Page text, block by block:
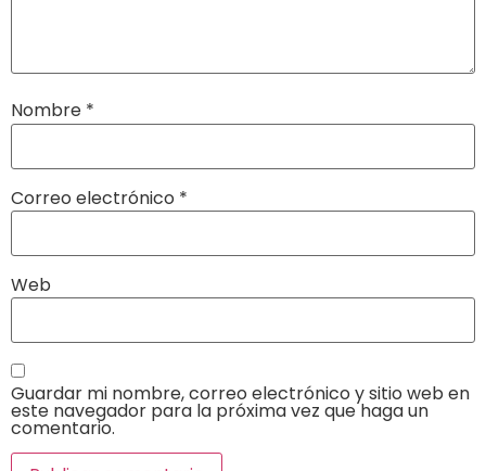
Nombre *
Correo electrónico *
Web
Guardar mi nombre, correo electrónico y sitio web en
este navegador para la próxima vez que haga un
comentario.